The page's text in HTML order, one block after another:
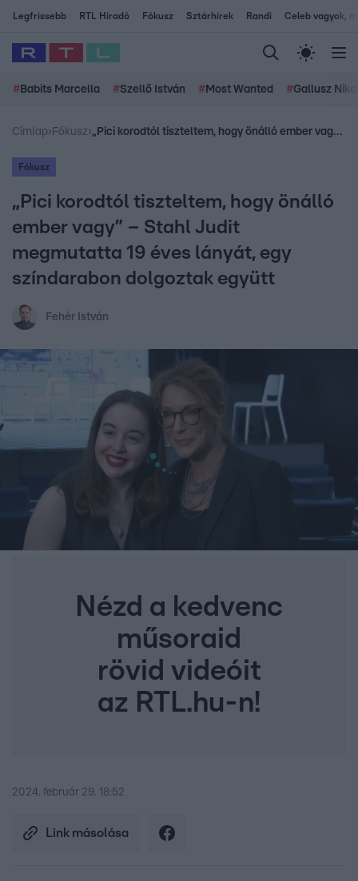
Legfrissebb RTL Híradó Fókusz Sztárhírek Randi Celeb vagyok,
# Babits Marcella #Szellő István # Most Wanted #Gallusz
Címlap› Fókusz› „Pici korodtól tiszteltem, hogy önálló ember vagy” – Stahl Judit megmutatta 19 éves lányát, egy színdarabon dolgoztak együtt
Fókusz
„Pici korodtól tiszteltem, hogy önálló
ember vagy” – Stahl Judit
megmutatta 19 éves lányát, egy
színdarabon dolgoztak együtt
Fehér István
Nézd a kedvenc
műsoraid
rövid videóit
az RTL.hu-n!
2024. február 29. 18:52
Link másolása